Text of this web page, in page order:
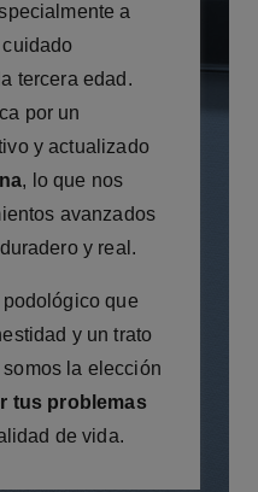
a
tercera edad.
por un
y actualizado
, lo que nos
avanzados
y real.
que
y un trato
la elección
tus problemas
de vida.